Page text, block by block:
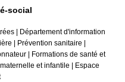
social
Département d'information
Prévention sanitaire
Formations de santé et
et infantile
Espace